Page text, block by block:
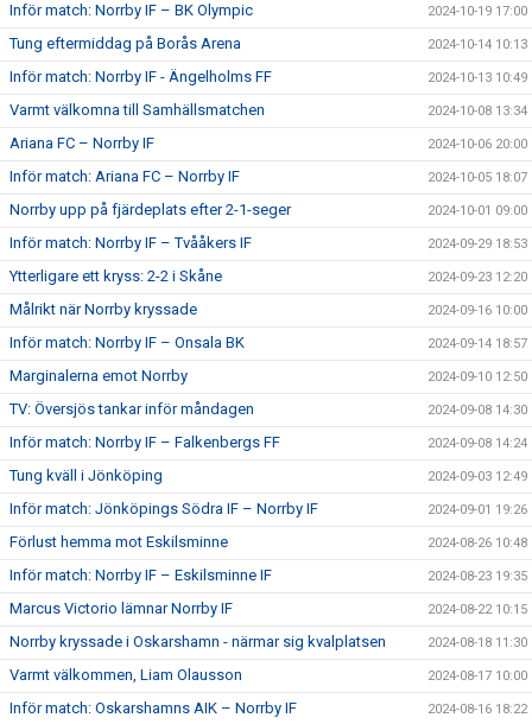
Inför match: Norrby IF – BK Olympic 2024-10-19 17:00
Tung eftermiddag på Borås Arena 2024-10-14 10:13
Inför match: Norrby IF - Ängelholms FF 2024-10-13 10:49
Varmt välkomna till Samhällsmatchen 2024-10-08 13:34
Ariana FC – Norrby IF 2024-10-06 20:00
Inför match: Ariana FC – Norrby IF 2024-10-05 18:07
Norrby upp på fjärdeplats efter 2-1-seger 2024-10-01 09:00
Inför match: Norrby IF – Tvååkers IF 2024-09-29 18:53
Ytterligare ett kryss: 2-2 i Skåne 2024-09-23 12:20
Målrikt när Norrby kryssade 2024-09-16 10:00
Inför match: Norrby IF – Onsala BK 2024-09-14 18:57
Marginalerna emot Norrby 2024-09-10 12:50
TV: Översjös tankar inför måndagen 2024-09-08 14:30
Inför match: Norrby IF – Falkenbergs FF 2024-09-08 14:24
Tung kväll i Jönköping 2024-09-03 12:49
Inför match: Jönköpings Södra IF – Norrby IF 2024-09-01 19:26
Förlust hemma mot Eskilsminne 2024-08-26 10:48
Inför match: Norrby IF – Eskilsminne IF 2024-08-23 19:35
Marcus Victorio lämnar Norrby IF 2024-08-22 10:15
Norrby kryssade i Oskarshamn - närmar sig kvalplatsen 2024-08-18 11:30
Varmt välkommen, Liam Olausson 2024-08-17 10:00
Inför match: Oskarshamns AIK – Norrby IF 2024-08-16 18:22